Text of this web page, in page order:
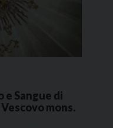
e Sangue di
mons.